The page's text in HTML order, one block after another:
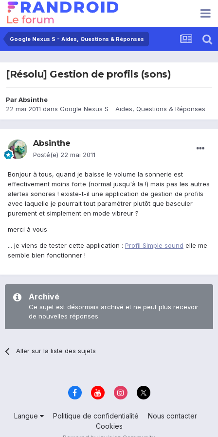
Google Nexus S - Aides, Questions & Réponses
[Résolu] Gestion de profils (sons)
ParAbsinthe
22 mai 2011 dans Google Nexus S - Aides, Questions & Réponses
Absinthe
Posté(e) 22 mai 2011
Bonjour à tous, quand je baisse le volume la sonnerie est
effectivement moins forte (normal jusqu'à la !) mais pas les autres
alertes sonores ! existe-t-il une application de gestion de profils
avec laquelle je pourrait tout paramétrer plutôt que basculer
purement et simplement en mode vibreur ?
merci à vous
... je viens de tester cette application : Profil Simple sound elle me
semble bien fonctionner !
Archivé
Ce sujet est désormais archivé et ne peut plus recevoir
de nouvelles réponses.
Aller sur la liste des sujets
Langue Politique de confidentialité
Nous contacter
Cookies